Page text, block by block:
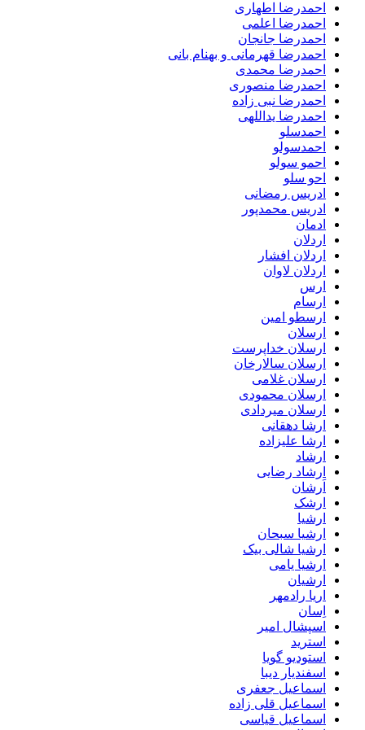
احمدرضا اطهاری
احمدرضا اعلمی
احمدرضا جانجان
احمدرضا قهرمانی و بهنام بانی
احمدرضا محمدی
احمدرضا منصوری
احمدرضا نبی زاده
احمدرضا یداللهی
احمدسلو
احمدسولو
احمو سولو
احو سلو
ادریس رمضانی
ادریس محمدپور
ادمان
اردلان
اردلان افشار
اردلان لاوان
ارس
ارسام
ارسطو امین
ارسلان
ارسلان خداپرست
ارسلان سالارخان
ارسلان غلامی
ارسلان محمودی
ارسلان میردادی
ارشا دهقانی
ارشا علیزاده
ارشاد
ارشاد رضایی
اَرشان
ارشک
ارشیا
ارشیا سبحان
ارشیا شالی بیک
ارشیا یامی
ارشیان
اریا رادمهر
اِسان
اسپشال امیر
استرید
استودیو گویا
اسفندیار دیبا
اسماعیل جعفری
اسماعیل قلی زاده
اسماعیل قیاسی